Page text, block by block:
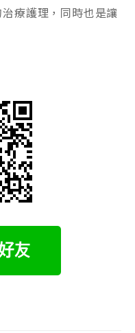
療護理，同時也是讓